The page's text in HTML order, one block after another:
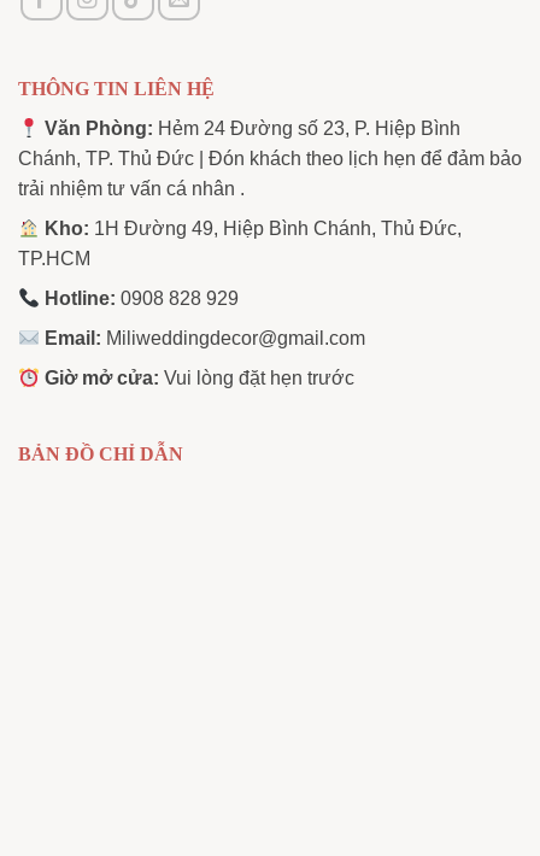
THÔNG TIN LIÊN HỆ
Văn Phòng: Hẻm 24 Đường số 23, P. Hiệp Bình
Chánh, TP. Thủ Đức | Đón khách theo lịch hẹn để đảm bảo
trải nhiệm tư vấn cá nhân .
Kho: 1H Đường 49, Hiệp Bình Chánh, Thủ Đức,
TP.HCM
Hotline: 0908 828 929
Email: Miliweddingdecor@gmail.com
Giờ mở cửa: Vui lòng đặt hẹn trước
BẢN ĐỒ CHỈ DẪN